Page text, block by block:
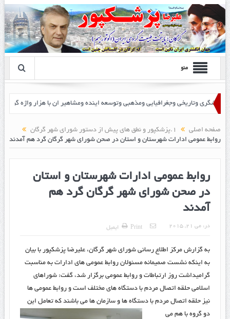
منو
صفحه اصلی
1.پزشکپور و نطق های پیش از دستور شورای شهر گرگان
روابط عمومی ادارات شهرستان و استان در صحن شورای شهر گرگان گرد هم آمدند
روابط عمومی ادارات شهرستان و استان
در صحن شورای شهر گرگان گرد هم
آمدند
در: می 21, 2015 Print ایمیل
به گزارش مرکز اطلاع رسانی شورای شهر گرگان، علیرضا پزشکپور با بیان
به اینکه نشست صمیمانه مسئولان روابط عمومی های ادارات به مناسبت
گرامیداشت روز ارتباطات و روابط عمومی برگزار شد، گفت: شوراهای
اسلامی حلقه اتصال مردم با دستگاه های مختلف است و روابط عمومی ها
نیز حلقه اتصال مردم با دستگاه ها و سازمان ها می باشند که تعامل این
دو گروه با هم می